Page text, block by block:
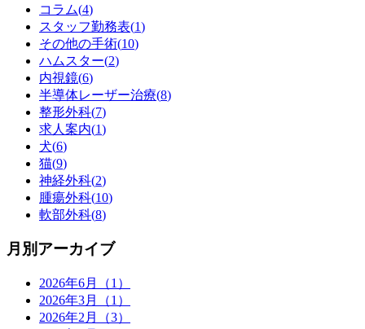
コラム(4)
スタッフ勤務表(1)
その他の手術(10)
ハムスター(2)
内視鏡(6)
半導体レーザー治療(8)
整形外科(7)
求人案内(1)
犬(6)
猫(9)
神経外科(2)
腫瘍外科(10)
軟部外科(8)
月別アーカイブ
2026年6月（1）
2026年3月（1）
2026年2月（3）